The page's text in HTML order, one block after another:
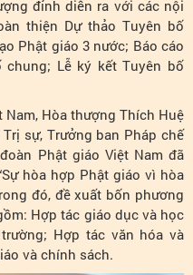
đỉnh diễn ra với các nội
thiện Dự thảo Tuyên bố
Phật giáo 3 nước; Báo cáo
Lễ ký kết Tuyên bố
Hòa thượng Thích Huệ
sự, Trưởng ban Pháp chế
Phật giáo Việt Nam đã
hòa hợp Phật giáo vì hòa
đó, đề xuất bốn phương
Hợp tác giáo dục và học
Hợp tác văn hóa và
và chính sách.